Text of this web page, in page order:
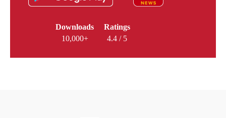
Downloads
10,000+
Ratings
4.4 / 5